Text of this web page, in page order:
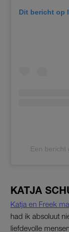
Dit bericht op
Een bericht
KATJA
Katja en Freek
had ik absoluut
liefdevolle